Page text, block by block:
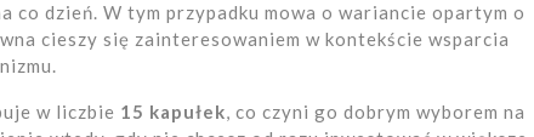
co dzień. W tym przypadku mowa o wariancie opartym o
cieszy się zainteresowaniem w kontekście wsparcia
w liczbie 15 kapułek, co czyni go dobrym wyborem na